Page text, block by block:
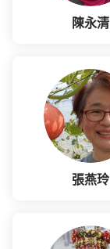
陳永清
張燕玲